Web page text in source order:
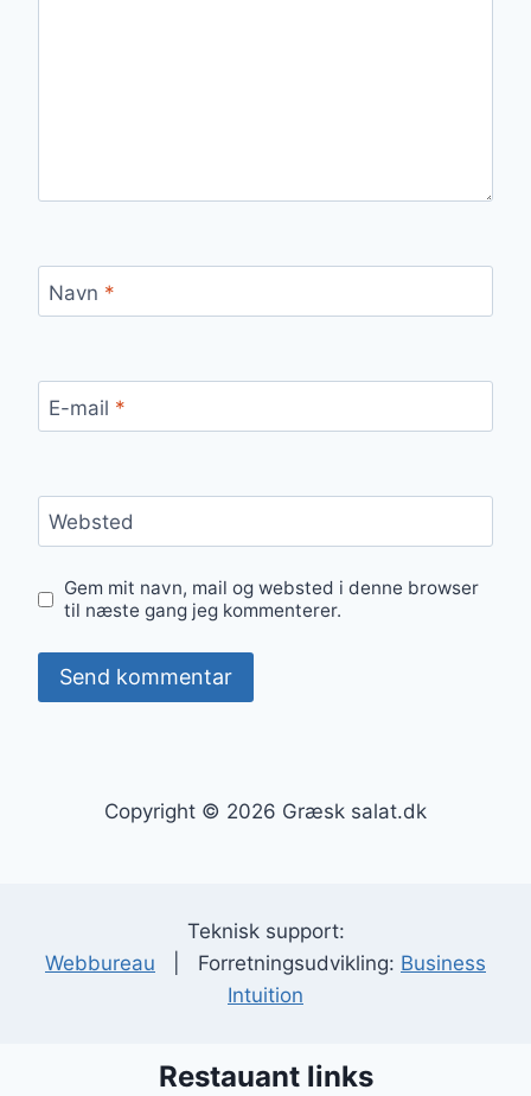
Navn *
E-mail *
Websted
Gem mit navn, mail og websted i denne browser
til næste gang jeg kommenterer.
Copyright © 2026 Græsk salat.dk
Teknisk support:
Webbureau | Forretningsudvikling: Business
Intuition
Restauant links